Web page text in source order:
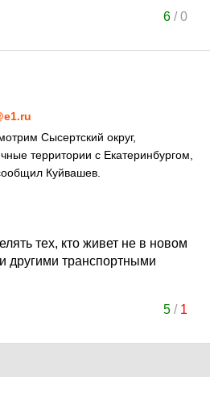
6/0
Сысертский округ,
территории с Екатеринбургом,
Куйвашев.
тех, кто живет не в новом
другими транспортными
5/ 1